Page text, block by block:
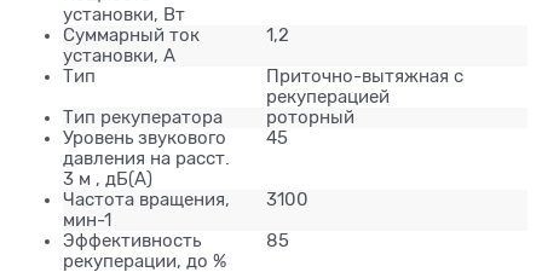
установки, Вт
Суммарный ток
установки, А
1,2
Тип
Приточно-вытяжная с
рекуперацией
Тип рекуператора
роторный
Уровень звукового
давления на расст.
3 м , дБ(А)
45
Частота вращения,
мин-1
3100
Эффективность
рекуперации, до %
85